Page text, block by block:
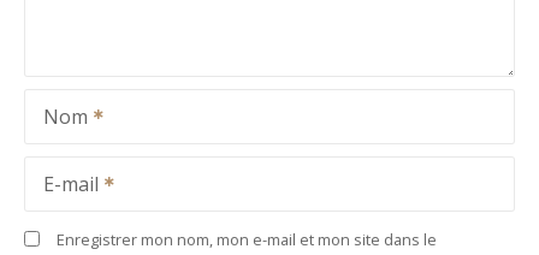
Nom
E-mail
Enregistrer mon nom, mon e-mail et mon site dans le